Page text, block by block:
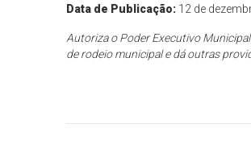
Data de Publicação: 12 de
Autoriza o Poder Executivo
de rodeio municipal e dá outras